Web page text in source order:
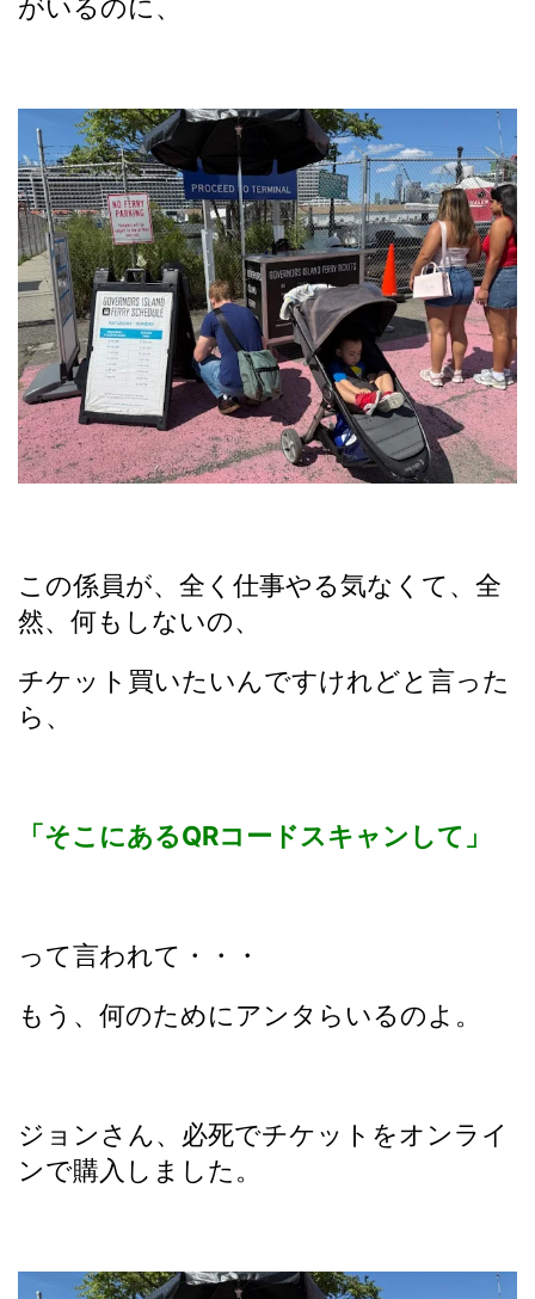
がいるのに、
この係員が、全く仕事やる気なくて、全
然、何もしないの、
チケット買いたいんですけれどと言った
ら、
「そこにあるQRコードスキャンして」
って言われて・・・
もう、何のためにアンタらいるのよ。
ジョンさん、必死でチケットをオンライ
ンで購入しました。